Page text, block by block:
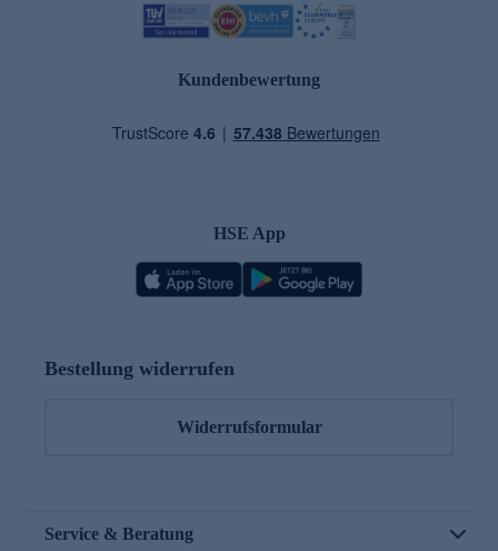
Kundenbewertung
HSE App
Bestellung widerrufen
Widerrufsformular
Service & Beratung